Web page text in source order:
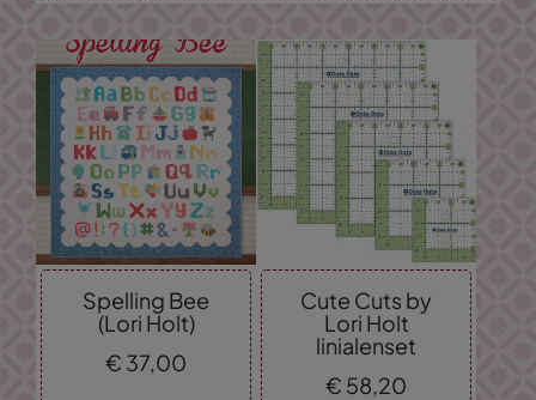
Spelling Bee
(Lori Holt)
€ 37,00
Cute Cuts by
Lori Holt
linialenset
€ 58,20